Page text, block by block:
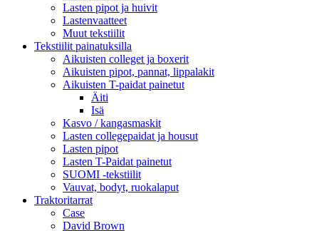
Lasten pipot ja huivit
Lastenvaatteet
Muut tekstiilit
Tekstiilit painatuksilla
Aikuisten colleget ja boxerit
Aikuisten pipot, pannat, lippalakit
Aikuisten T-paidat painetut
Äiti
Isä
Kasvo / kangasmaskit
Lasten collegepaidat ja housut
Lasten pipot
Lasten T-Paidat painetut
SUOMI -tekstiilit
Vauvat, bodyt, ruokalaput
Traktoritarrat
Case
David Brown